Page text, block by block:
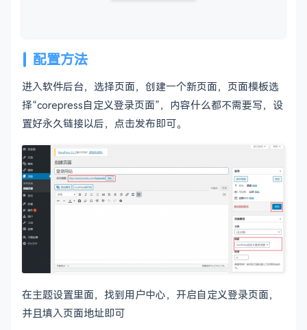
配置方法
进入软件后台，选择页面，创建一个新页面，页面模板选
择“corepress自定义登录页面”，内容什么都不需要写，设
置好永久链接以后，点击发布即可。
在主题设置里面，找到用户中心，开启自定义登录页面，
并且填入页面地址即可